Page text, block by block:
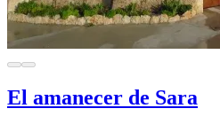
El amanecer de Sara